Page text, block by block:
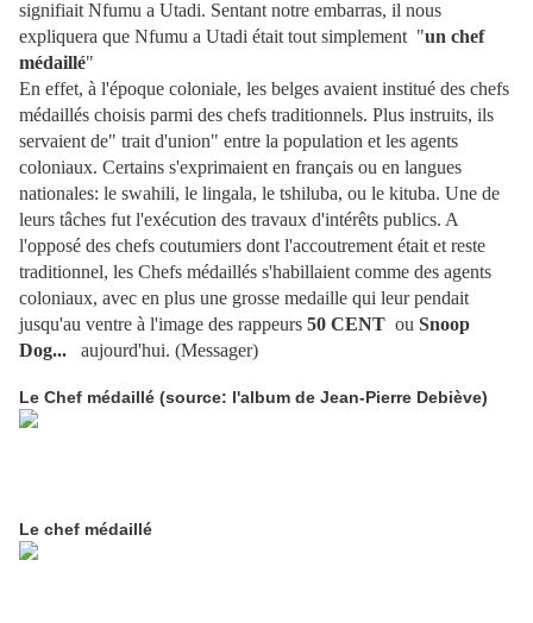
signifiait Nfumu a Utadi. Sentant notre embarras, il nous
expliquera que Nfumu a Utadi était tout simplement "un chef
médaillé"
En effet, à l'époque coloniale, les belges avaient institué des chefs
médaillés choisis parmi des chefs traditionnels. Plus instruits, ils
servaient de" trait d'union" entre la population et les agents
coloniaux. Certains s'exprimaient en français ou en langues
nationales: le swahili, le lingala, le tshiluba, ou le kituba. Une de
leurs tâches fut l'exécution des travaux d'intérêts publics. A
l'opposé des chefs coutumiers dont l'accoutrement était et reste
traditionnel, les Chefs médaillés s'habillaient comme des agents
coloniaux, avec en plus une grosse medaille qui leur pendait
jusqu'au ventre à l'image des rappeurs 50 CENT ou Snoop
Dog... aujourd'hui. (Messager)
Le Chef médaillé (source: l'album de Jean-Pierre Debiève)
Le chef médaillé